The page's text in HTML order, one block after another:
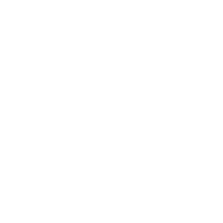
Reservar
Reservar